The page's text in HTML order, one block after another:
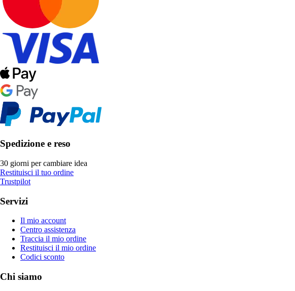
Spedizione e reso
30 giorni per cambiare idea
Restituisci il tuo ordine
Trustpilot
Servizi
Il mio account
Centro assistenza
Traccia il mio ordine
Restituisci il mio ordine
Codici sconto
Chi siamo